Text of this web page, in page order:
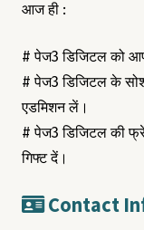
आज ही :
# पेज3 डिजिटल को
# पेज3 डिजिटल के
एडमिशन लें।
# पेज3 डिजिटल की
गिफ्ट दें।
Contact